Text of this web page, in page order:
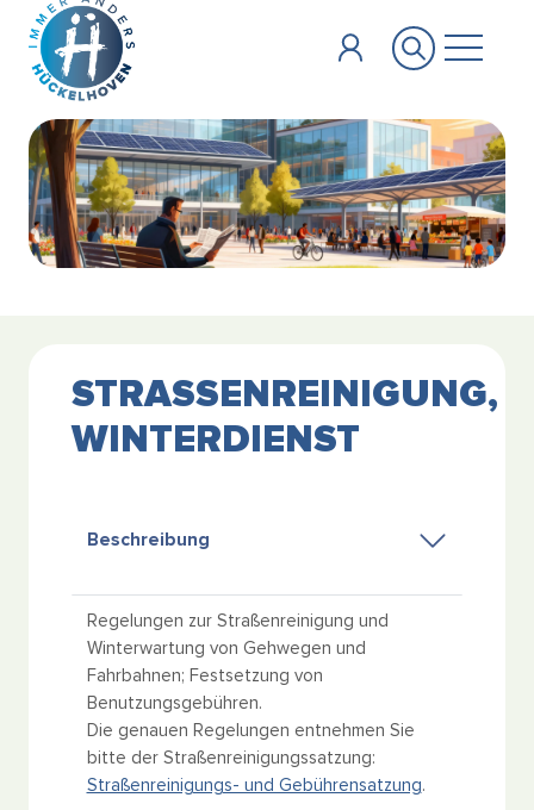
Zum Hauptinhalt springen
STRASSENREINIGUNG, W
INTERDIENST
Beschreibung
Regelungen zur Straßenreinigung und
Winterwartung von Gehwegen und
Fahrbahnen; Festsetzung von
Benutzungsgebühren.
Die genauen Regelungen entnehmen Sie
bitte der Straßenreinigungssatzung:
Straßenreinigungs- und Gebührensatzung.